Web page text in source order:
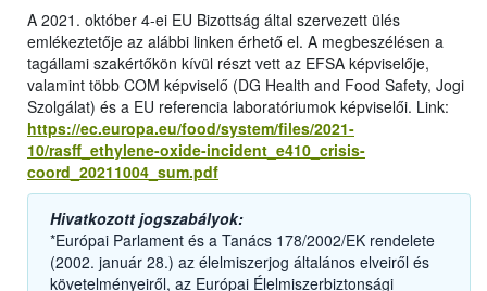
A 2021. október 4-ei EU Bizottság által szervezett ülés
emlékeztetője az alábbi linken érhető el. A megbeszélésen a
tagállami szakértőkön kívül részt vett az EFSA képviselője,
valamint több COM képviselő (DG Health and Food Safety, Jogi
Szolgálat) és a EU referencia laboratóriumok képviselői. Link:
https://ec.europa.eu/food/system/files/2021-
10/rasff_ethylene-oxide-incident_e410_crisis-
coord_20211004_sum.pdf
Hivatkozott jogszabályok:
*Európai Parlament és a Tanács 178/2002/EK rendelete
(2002. január 28.) az élelmiszerjog általános elveiről és
követelményeiről, az Európai Élelmiszerbiztonsági